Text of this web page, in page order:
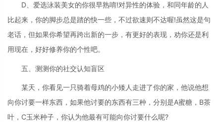
D、爱选泳装美女的你很早熟唷!对异性的体验，和同年龄的人
比起来，你的脚步总是踏的快一些，不过欲速则不达喔!虽然这是句
老话，但如果你希望再跨出新的一步，有更好的表现，劝你还是利
用现在，好好修养你的个性吧。
五、测测你的社交认知盲区
某天，你看见一只骑着母鸡的小矮人走进了你的家，他说他想
向你讨要一样东西，如果他讨要的东西有三种，分别是A蜜糖，B茶
叶，C玉米种子，你认为他最有可能向你讨要什么呢?